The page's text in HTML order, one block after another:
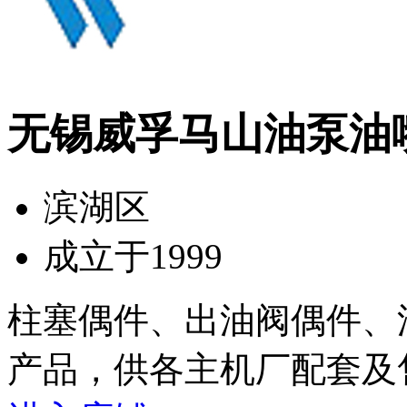
无锡威孚马山油泵油
滨湖区
成立于1999
柱塞偶件、出油阀偶件
产品，供各主机厂配套及